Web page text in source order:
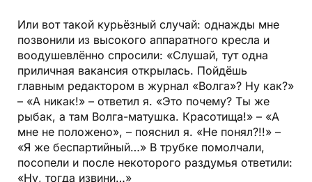
Или вот такой курьёзный случай: однажды мне
позвонили из высокого аппаратного кресла и
воодушевлённо спросили: «Слушай, тут одна
приличная вакансия открылась. Пойдёшь
главным редактором в журнал «Волга»? Ну как?»
– «А никак!» – ответил я. «Это почему? Ты же
рыбак, а там Волга-матушка. Красотища!» – «А
мне не положено», – пояснил я. «Не понял?!!» –
«Я же беспартийный…» В трубке помолчали,
посопели и после некоторого раздумья ответили:
«Ну, тогда извини…»